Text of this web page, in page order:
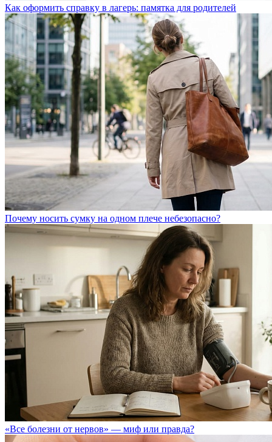
Как оформить справку в лагерь: памятка для родителей
Почему носить сумку на одном плече небезопасно?
«Все болезни от нервов» — миф или правда?